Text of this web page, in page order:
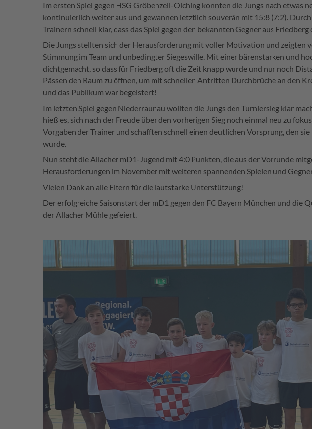
Im ersten Spiel gegen HSG Gröbenzell-Olching konnten die Jungs nach
kontinuierlich weiter aus und gewannen letztlich souverän mit 15:8 (7:2).
Trainern schnell klar, dass das Spiel gegen den bekannten Gegner aus
Die Jungs stellten sich der Herausforderung mit voller Motivation und zeigten
Stimmung im Team und unbedingter Siegeswille. Mit einer bärenstarken und
dichtgemacht, so dass für Friedberg oft die Zeit knapp wurde und nur noch
Pässen den Raum zu öffnen, um mit schnellen Antritten Durchbrüche an den
und das Publikum war begeistert!
Im letzten Spiel gegen Niederraunau wollten die Jungs den Turniersieg klar
hieß es, sich nach der Freude über den vorherigen Sieg noch einmal neu zu
Vorgaben der Trainer und schafften schnell einen deutlichen Vorsprung, den
wurde.
Nun steht die Allacher mD1-Jugend mit 4:0 Punkten, die aus der Vorrunde
Herausforderungen im November mit weiteren spannenden Spielen und
Vielen Dank an alle Eltern für die lautstarke Unterstützung!
Der erfolgreiche Saisonstart der mD1 gegen den FC Bayern München und
der Allacher Mühle gefeiert.